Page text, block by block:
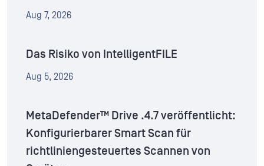
Aug 7, 2026
Das Risiko von IntelligentFILE
Aug 5, 2026
MetaDefender™ Drive .4.7 veröffentlicht:
Konfigurierbarer Smart Scan für
richtliniengesteuertes Scannen von